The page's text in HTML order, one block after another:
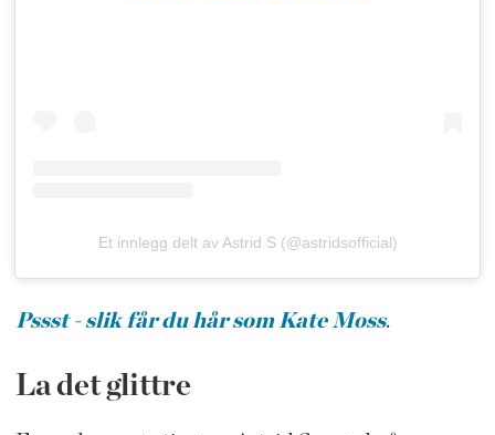
Et innlegg delt av Astrid S (@astridsofficial)
Pssst - slik får du hår som Kate Moss.
La det glittre